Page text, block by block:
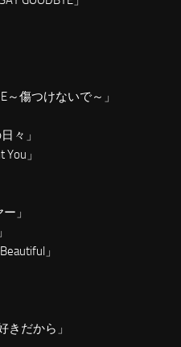
～傷つけないで～」
々」
」
」
」
きだから」